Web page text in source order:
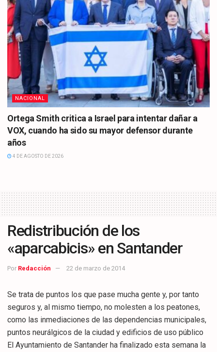
NACIONAL
Ortega Smith critica a Israel para intentar dañar a
VOX, cuando ha sido su mayor defensor durante
años
4 DE AGOSTO DE 2026
Redistribución de los
«aparcabicis» en Santander
Por Redacción 22 de marzo de 2014
Se trata de puntos los que pase mucha gente y, por tanto
seguros y, al mismo tiempo, no molesten a los peatones,
como las inmediaciones de las dependencias municipales,
puntos neurálgicos de la ciudad y edificios de uso público
El Ayuntamiento de Santander ha finalizado esta semana la